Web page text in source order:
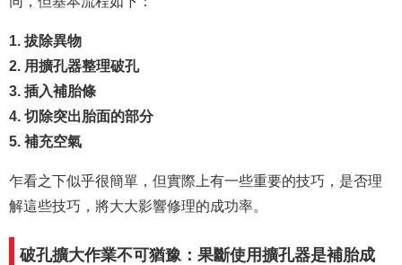
1. 拔除異物
2. 用擴孔器整理破孔
3. 插入補胎條
4. 切除突出胎面的部分
5. 補充空氣
乍看之下似乎很簡單，但實際上有一些重要的技巧，是否理
解這些技巧，將大大影響修理的成功率。
破孔擴大作業不可猶豫：果斷使用擴孔器是補胎成